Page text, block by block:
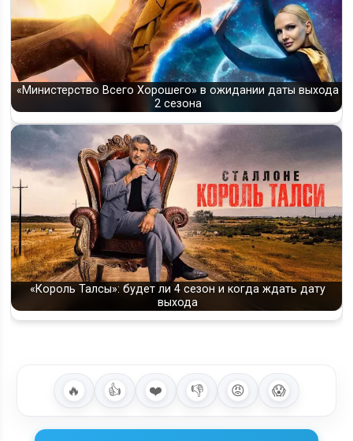
«Министерство Всего Хорошего» в ожидании даты выхода
2 сезона
«Король Талсы»: будет ли 4 сезон и когда ждать дату
выхода
🔥 👍 ❤️ 👎 😡 😱